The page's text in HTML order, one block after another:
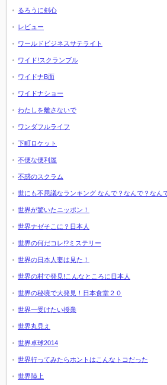
るろうに剣心
レビュー
ワールドビジネスサテライト
ワイド!スクランブル
ワイドナB面
ワイドナショー
わたしを離さないで
ワンダフルライフ
下町ロケット
不便な便利屋
不惑のスクラム
世にも不思議なランキング なんで？なんで？なん
世界が驚いたニッポン！
世界ナゼそこに？日本人
世界の何だコレ!?ミステリー
世界の日本人妻は見た！
世界の村で発見!こんなところに日本人
世界の秘境で大発見！日本食堂２０
世界一受けたい授業
世界丸見え
世界卓球2014
世界行ってみたらホントはこんなトコだった
世界陸上